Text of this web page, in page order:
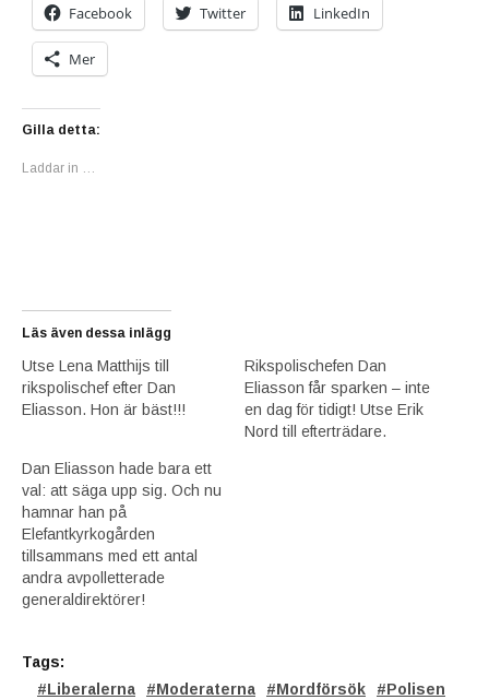
Facebook Twitter LinkedIn
Mer
Gilla detta:
Laddar in …
Läs även dessa inlägg
Utse Lena Matthijs till
rikspolischef efter Dan
Eliasson. Hon är bäst!!!
Rikspolischefen Dan
Eliasson får sparken – inte
en dag för tidigt! Utse Erik
Nord till efterträdare.
Dan Eliasson hade bara ett
val: att säga upp sig. Och nu
hamnar han på
Elefantkyrkogården
tillsammans med ett antal
andra avpolletterade
generaldirektörer!
Tags:
Liberalerna
Moderaterna Mordförsök
Polisen